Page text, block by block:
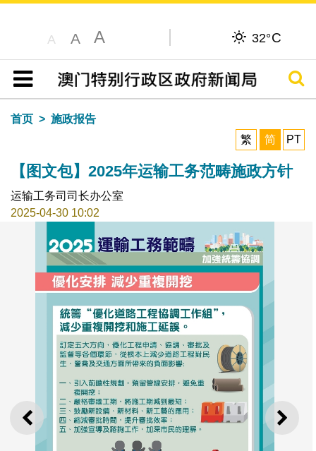
A A A 32°C
目录
搜寻
首页
施政报告
繁
简 PT
【图文包】2025年运输工务范畴施政方针
运输工务司司长办公室
2025-04-30 10:02
上一则 下一